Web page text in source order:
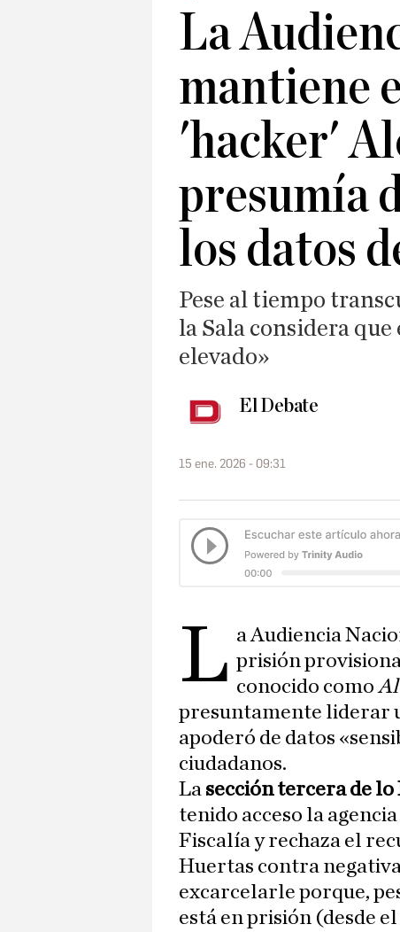
La
mantiene
'hacker'
presumía
los datos
Pese al tiempo
la Sala considera
elevado»
El Debate
15 ene. 2026 - 09:31
L a Audiencia
prisión
conocido como
presuntamente liderar
apoderó de datos
ciudadanos.
La sección tercera de lo
tenido acceso la agencia
Fiscalía y rechaza el
Huertas contra
excarcelarle porque,
está en prisión (desde